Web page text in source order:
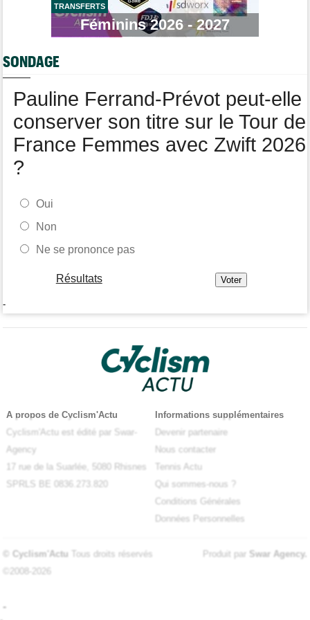
longtemps"
Tour de France Femmes
Marlen Reusser : "Le Mont Ventoux... on verra"
Route
TRANSFERTS
Féminins 2026 - 2027
SONDAGE
Pauline Ferrand-Prévot peut-elle
conserver son titre sur le Tour de
France Femmes avec Zwift 2026
?
Oui
Non
Ne se prononce pas
Résultats
-
A propos de Cyclism'Actu
Cyclism'Actu est édité par Swar-
Agency
17 rue de la Suarlée, 5080 Rhisnes
SPRLS BE 0836.273.820
Informations supplémentaires
Devenir partenaire
Nous contacter
Tennis Actu
Qui sommes-nous ?
Conditions Générales
Données Personnelles
© Cyclism'Actu Tous droits réservés
©2008-2026
Produit par Swar Agency.
-